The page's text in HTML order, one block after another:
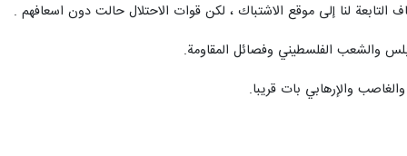
لنا إلى موقع الاشتباك ، لكن قوات الاحتلال حالت دون اسعافهم .
والشعب الفلسطيني وفصائل المقاومة.
والإرهابي بات قريبا.